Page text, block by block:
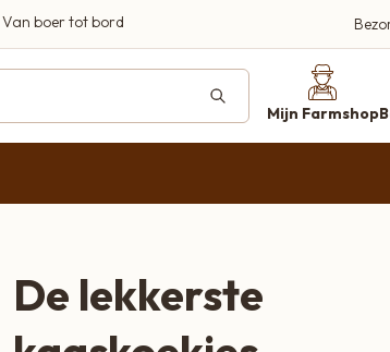
Eigen Limousin runderen
Eerlijke streekproducten
Mijn Farmshop
farmshop.nl
Beleef en proef
Een plek waar kwaliteit,
De lekkerste